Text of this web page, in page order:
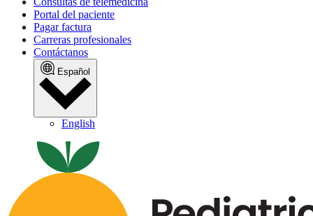
Portal del paciente
Pagar factura
Carreras profesionales
Contáctanos
Español
English